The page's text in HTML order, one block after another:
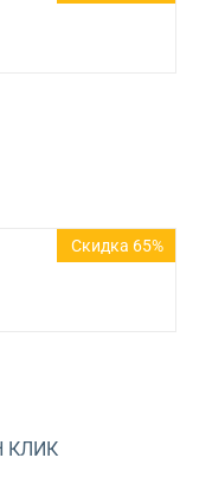
Скидка 65%
КЛИК